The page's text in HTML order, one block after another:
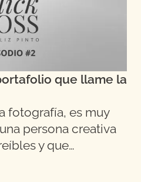
que llame la
fotografía, es muy
persona creativa
y que…